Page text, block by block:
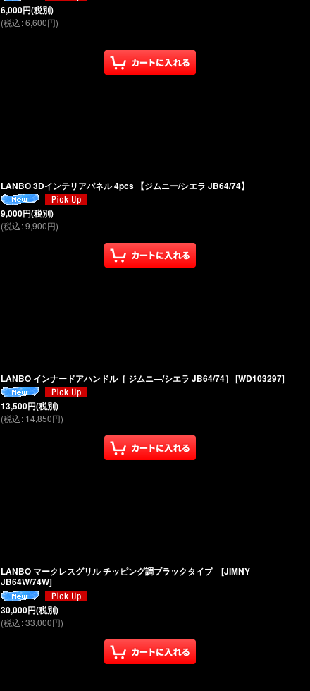
6,000円(税別)
(税込:6,600円)
LANBO 3Dインテリアパネル 4pcs 【ジムニー/シエラ JB64/74】
9,000円(税別)
(税込:9,900円)
LANBO インナードアハンドル［ ジムニ―/シエラ JB64/74］ [WD103297]
13,500円(税別)
(税込: 14,850円)
LANBO マークレスグリル チッピング調ブラックタイプ [JIMNY
JB64W/74W]
30,000円(税別)
(税込:33,000円)